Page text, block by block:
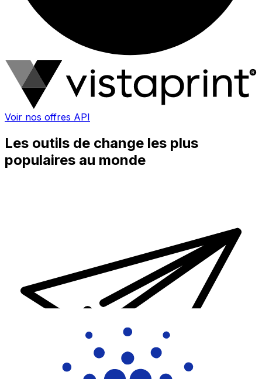
Voir nos offres API
Les outils de change les plus
populaires au monde